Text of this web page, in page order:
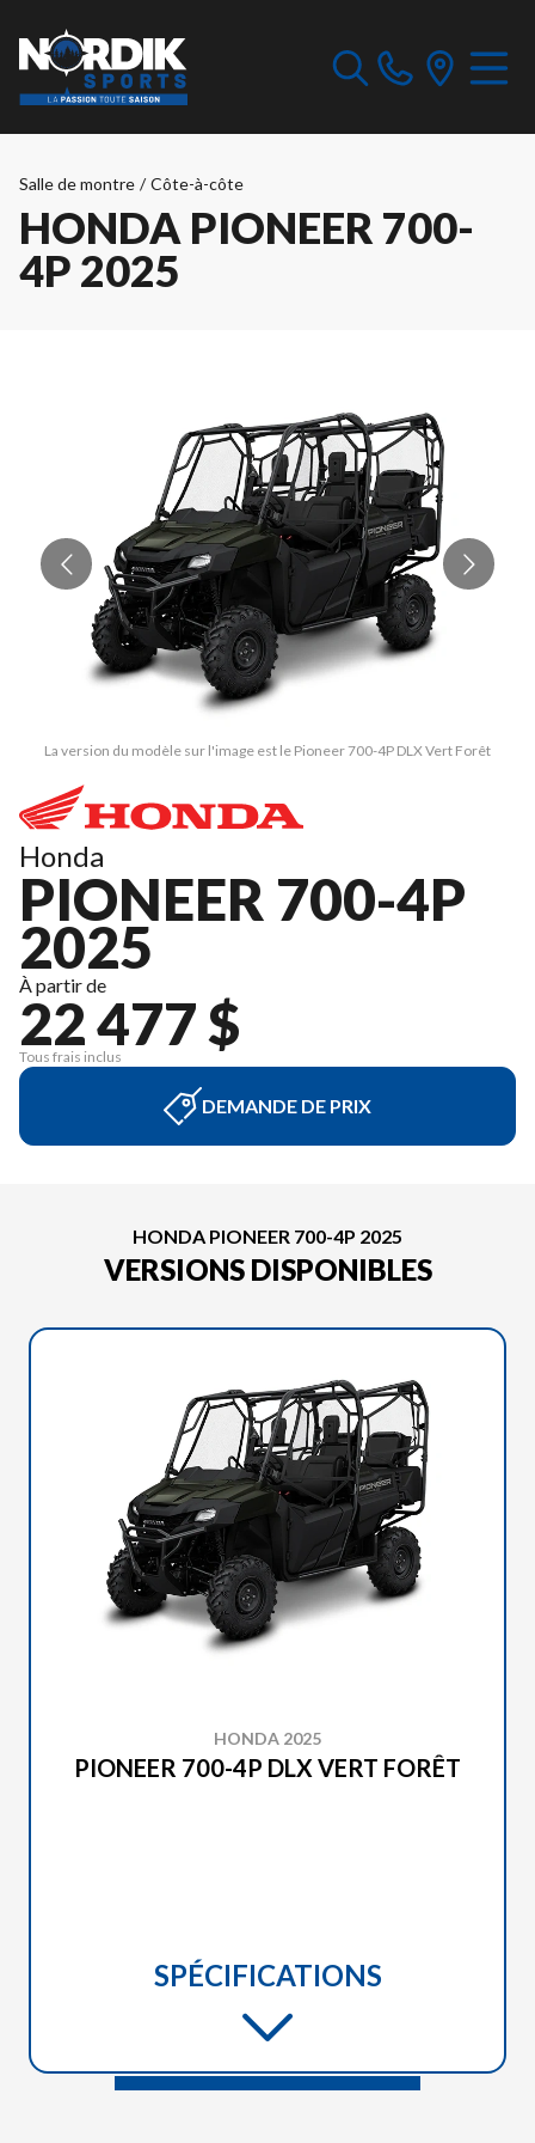
Salle de montre / Côte-à-côte
HONDA PIONEER 700-
4P 2025
La version du modèle sur l'image est le Pioneer 700-4P DLX Vert Forêt
Honda
PIONEER 700-4P
2025
À partir de
22 477 $
Tous frais inclus
DEMANDE DE PRIX
HONDA PIONEER 700-4P 2025
VERSIONS DISPONIBLES
HONDA 2025
PIONEER 700-4P DLX VERT FORÊT
SPÉCIFICATIONS